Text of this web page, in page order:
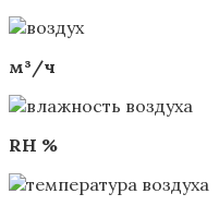
м³/ч
RH %